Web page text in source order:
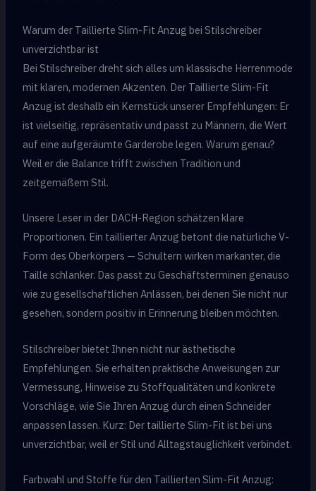
Warum der Taillierte Slim-Fit Anzug bei Stilschreiber
unverzichtbar ist
Bei Stilschreiber dreht sich alles um klassische Herrenmode
mit klaren, modernen Akzenten. Der Taillierte Slim-Fit
Anzug ist deshalb ein Kernstück unserer Empfehlungen: Er
ist vielseitig, repräsentativ und passt zu Männern, die Wert
auf eine aufgeräumte Garderobe legen. Warum genau?
Weil er die Balance trifft zwischen Tradition und
zeitgemäßem Stil.
Unsere Leser in der DACH-Region schätzen klare
Proportionen. Ein taillierter Anzug betont die natürliche V-
Form des Oberkörpers — Schultern wirken markanter, die
Taille schlanker. Das passt zu Geschäftsterminen genauso
wie zu gesellschaftlichen Anlässen, bei denen Sie nicht nur
gesehen, sondern positiv in Erinnerung bleiben möchten.
Stilschreiber bietet Ihnen nicht nur ästhetische
Empfehlungen. Sie erhalten praktische Anweisungen zur
Vermessung, Hinweise zu Stoffqualitäten und konkrete
Vorschläge, wie Sie Ihren Anzug durch einen Schneider
anpassen lassen. Kurz: Der taillierte Slim-Fit ist bei uns
unverzichtbar, weil er Stil und Alltagstauglichkeit verbindet.
Farbwahl und Stoffe für den Taillierten Slim-Fit Anzug: